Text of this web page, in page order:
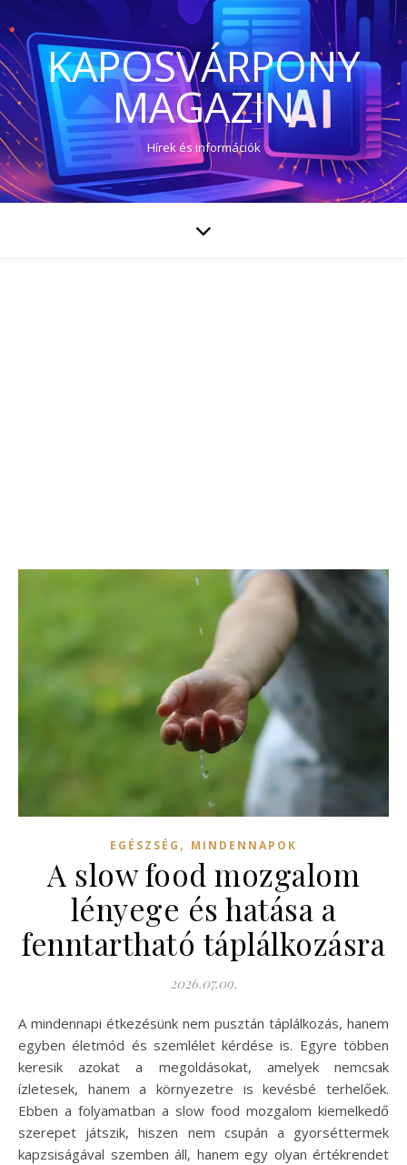
KAPOSVÁRPONY
MAGAZIN
Hírek és információk
EGÉSZSÉG , MINDENNAPOK
A slow food mozgalom
lényege és hatása a
fenntartható táplálkozásra
2026.07.09.
A mindennapi étkezésünk nem pusztán táplálkozás, hanem
egyben életmód és szemlélet kérdése is. Egyre többen
keresik azokat a megoldásokat, amelyek nemcsak
ízletesek, hanem a környezetre is kevésbé terhelőek.
Ebben a folyamatban a slow food mozgalom kiemelkedő
szerepet játszik, hiszen nem csupán a gyorséttermek
kapzsiságával szemben áll, hanem egy olyan értékrendet